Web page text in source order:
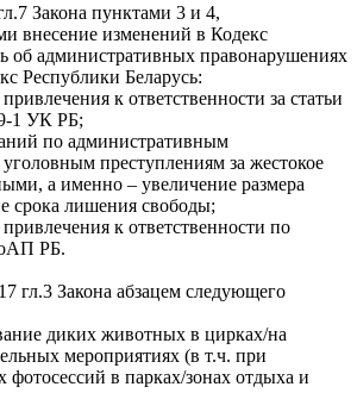
Закона пунктами 3 и 4,
внесение изменений в Кодекс
об административных правонарушениях
Республики Беларусь:
к ответственности за статьи
1 УК РБ;
по административным
преступлениям за жестокое
а именно – увеличение размера
срока лишения свободы;
к ответственности по
РБ.
гл.3 Закона абзацем следующего
диких животных в цирках/на
мероприятиях (в т.ч. при
в парках/зонах отдыха и